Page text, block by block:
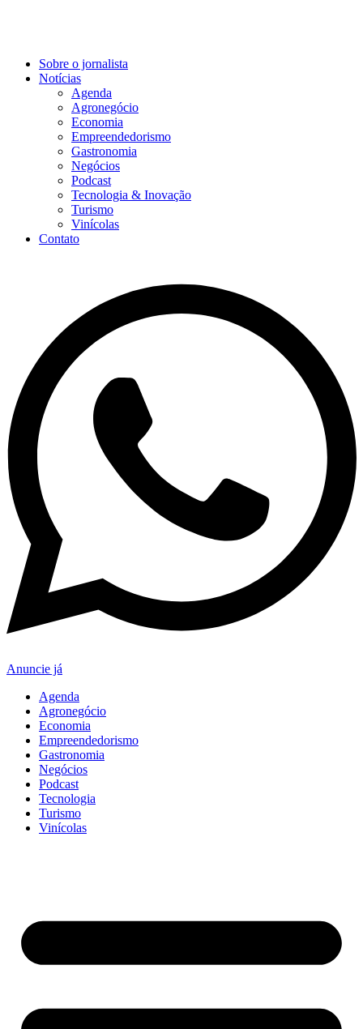
Sobre o jornalista
Notícias
Agenda
Agronegócio
Economia
Empreendedorismo
Gastronomia
Negócios
Podcast
Tecnologia & Inovação
Turismo
Vinícolas
Contato
Anuncie já
Agenda
Agronegócio
Economia
Empreendedorismo
Gastronomia
Negócios
Podcast
Tecnologia
Turismo
Vinícolas